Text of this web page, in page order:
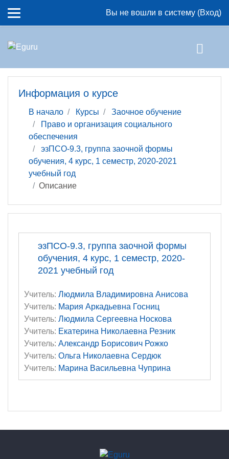
Вы не вошли в систему (Вход)
Информация о курсе
В начало Курсы
Заочное обучение
Право и организация социального
обеспечения
эзПСО-9.3, группа заочной формы
обучения, 4 курс, 1 семестр, 2020-2021
учебный год
Описание
эзПСО-9.3, группа заочной формы
обучения, 4 курс, 1 семестр, 2020-
2021 учебный год
Учитель: Людмила Владимировна Анисова
Учитель: Мария Аркадьевна Госниц
Учитель: Людмила Сергеевна Носкова
Учитель: Екатерина Николаевна Резник
Учитель: Александр Борисович Рожко
Учитель: Ольга Николаевна Сердюк
Учитель: Марина Васильевна Чуприна